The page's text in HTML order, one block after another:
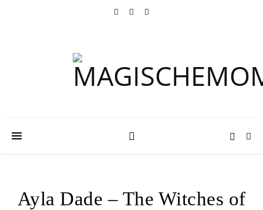
Ayla Dade – The Witches of